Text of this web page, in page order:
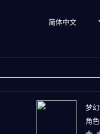
简体中文
梦
角